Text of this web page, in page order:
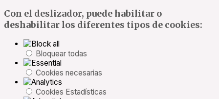
Con el deslizador, puede habilitar o
deshabilitar los diferentes tipos de cookies:
Bloquear todas
Cookies necesarias
Cookies Estadísticas